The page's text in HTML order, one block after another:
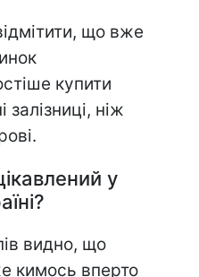
що вже
купити
ніж
у
видно, що
кимось вперто